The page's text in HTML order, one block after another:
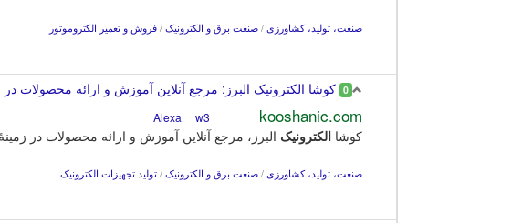
صنعت، تولید، کشاورزی / صنعت برق و الکترونیک / فروش و تعمیر الکتروموتور
0 کوشا الکترونیک البرز: مرجع آنلاین آموزش و ارائه محصولات در
kooshanic.com
w3
کوشا الکترونیک البرز، مرجع آنلاین آموزش و ارائه محصولات در
صنعت، تولید، کشاورزی / صنعت برق و الکترونیک / تولید تجهیزات الکترونیک